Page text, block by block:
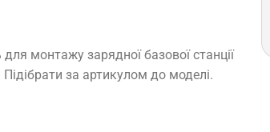
монтажу зарядної базової станції
за артикулом до моделі.